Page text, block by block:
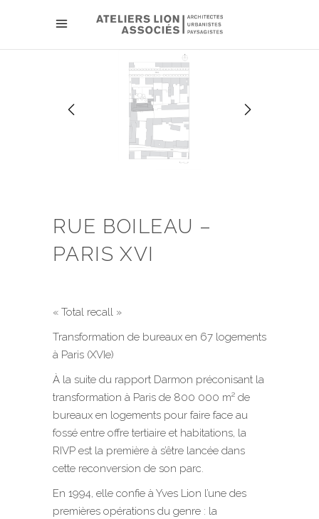
RUE BOILEAU –
PARIS XVI
« Total recall »
Transformation de bureaux en 67 logements
à Paris (XVIe)
À la suite du rapport Darmon préconisant la
transformation à Paris de 800 000 m² de
bureaux en logements pour faire face au
fossé entre offre tertiaire et habitations, la
RIVP est la première à s’être lancée dans
cette reconversion de son parc.
En 1994, elle confie à Yves Lion l’une des
premières opérations du genre : la